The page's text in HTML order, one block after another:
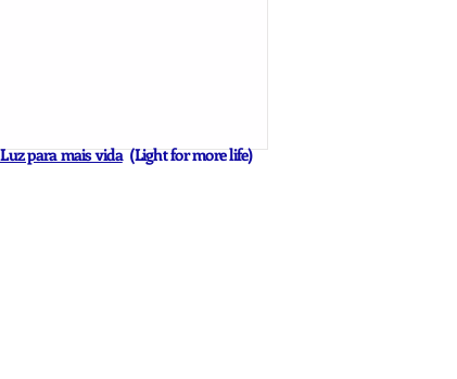
para mais vida(Light for more life)